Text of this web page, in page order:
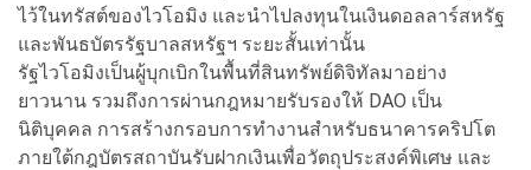
ไว้ในทรัสต์ของไวโอมิง และนำไปลงทุนในเงินดอลลาร์สหรัฐ
และพันธบัตรรัฐบาลสหรัฐฯ ระยะสั้นเท่านั้น
รัฐไวโอมิงเป็นผู้บุกเบิกในพื้นที่สินทรัพย์ดิจิทัลมาอย่าง
ยาวนาน รวมถึงการผ่านกฎหมายรับรองให้ DAO เป็น
นิติบุคคล การสร้างกรอบการทำงานสำหรับธนาคารคริปโต
ภายใต้กฎบัตรสถาบันรับฝากเงินเพื่อวัตถุประสงค์พิเศษ และ